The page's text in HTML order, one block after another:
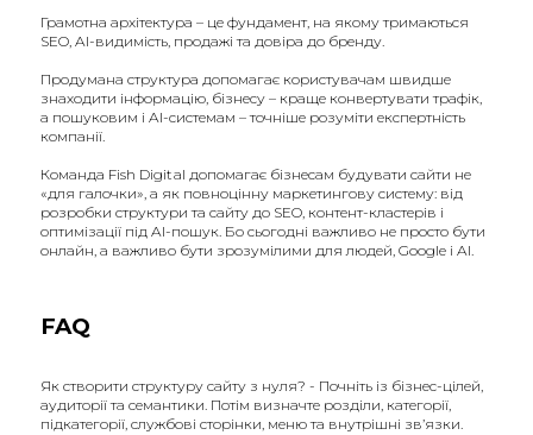
Грамотна архітектура – це фундамент, на якому тримаються
SEO, AI-видимість, продажі та довіра до бренду.
Продумана структура допомагає користувачам швидше
знаходити інформацію, бізнесу – краще конвертувати трафік,
а пошуковим і AI-системам – точніше розуміти експертність
компанії.
Команда Fish Digital допомагає бізнесам будувати сайти не
«для галочки», а як повноцінну маркетингову систему: від
розробки структури та сайту до SEO, контент-кластерів і
оптимізації під AI-пошук. Бо сьогодні важливо не просто бути
онлайн, а важливо бути зрозумілими для людей, Google і AI.
FAQ
Як створити структуру сайту з нуля? - Почніть із бізнес-цілей,
аудиторії та семантики. Потім визначте розділи, категорії,
підкатегорії, службові сторінки, меню та внутрішні зв’язки.